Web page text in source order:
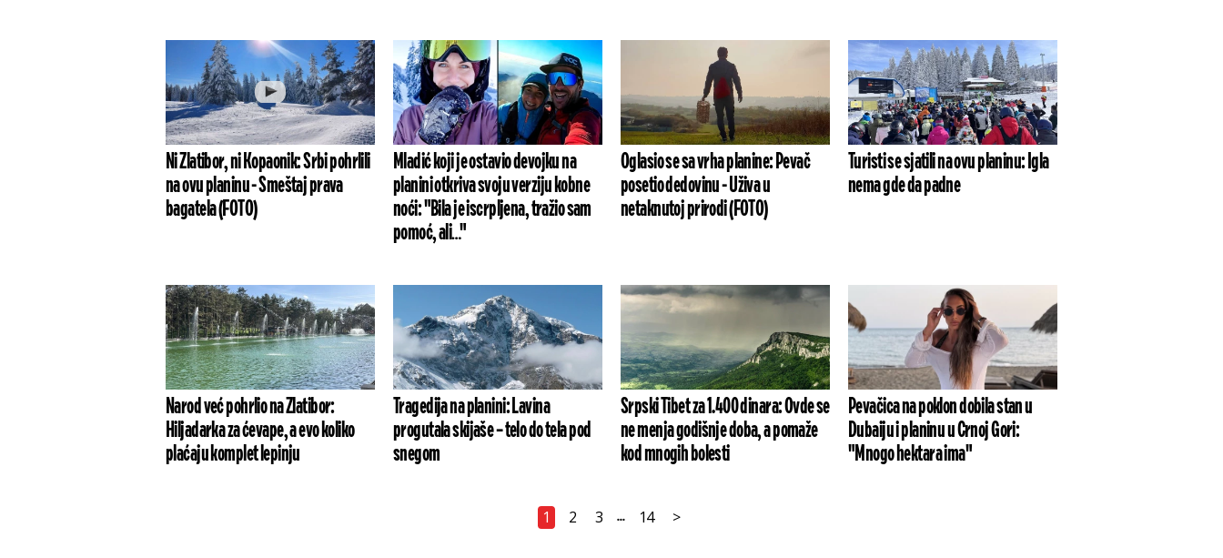
Ni Zlatibor, ni Kopaonik: Srbi pohrlili
na ovu planinu - Smeštaj prava
bagatela (FOTO)
Mladić koji je ostavio devojku na
planini otkriva svoju verziju kobne
noći: "Bila je iscrpljena, tražio sam
pomoć, ali…"
Oglasio se sa vrha planine: Pevač
posetio dedovinu - Uživa u
netaknutoj prirodi (FOTO)
Turisti se sjatili na ovu planinu: Igla
nema gde da padne
Narod već pohrlio na Zlatibor:
Hiljadarka za ćevape, a evo koliko
plaćaju komplet lepinju
Tragedija na planini: Lavina
progutala skijaše – telo do tela pod
snegom
Srpski Tibet za 1.400 dinara: Ovde se
ne menja godišnje doba, a pomaže
kod mnogih bolesti
Pevačica na poklon dobila stan u
Dubaiju i planinu u Crnoj Gori:
"Mnogo hektara ima"
1 2 3 ... 14 >